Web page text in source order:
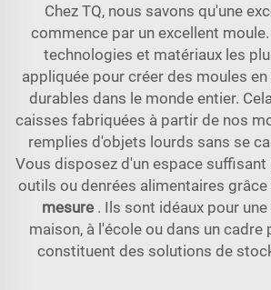
Chez TQ, nous savons qu'une
commence par un excellent
technologies et matériaux les
appliquée pour créer des moules
durables dans le monde entier.
caisses fabriquées à partir de nos
remplies d'objets lourds sans se
Vous disposez d'un espace suffisant
outils ou denrées alimentaires grâce
mesure . Ils sont idéaux pour
maison, à l'école ou dans un cadre
constituent des solutions de